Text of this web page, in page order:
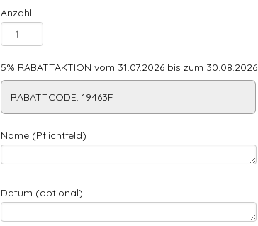
Anzahl:
5% RABATTAKTION vom 31.07.2026 bis zum 30.08.2026
RABATTCODE: 19463F
Name (Pflichtfeld)
Datum (optional)